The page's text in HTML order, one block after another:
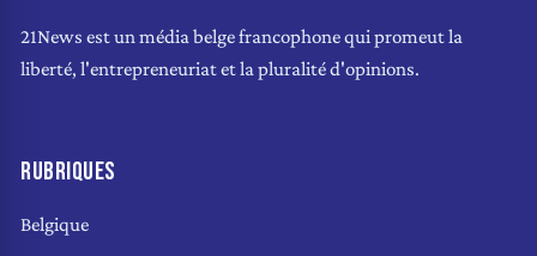
21News est un média belge francophone qui promeut la
liberté, l'entrepreneuriat et la pluralité d'opinions.
RUBRIQUES
Belgique